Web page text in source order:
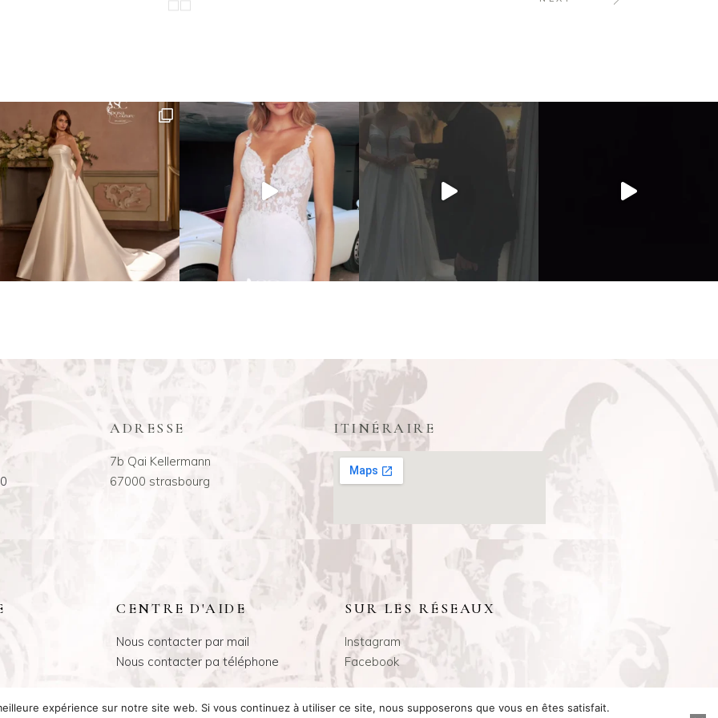
ADRESSE
7b Qai Kellermann
67000 strasbourg
ITINÉRAIRE
CENTRE D'AIDE
Nous contacter par mail
Nous contacter pa téléphone
SUR LES RÉSEAUX
Instagram
Facebook
expérience sur notre site web. Si vous continuez à utiliser ce site, nous supposerons que vous en êtes satisfait.